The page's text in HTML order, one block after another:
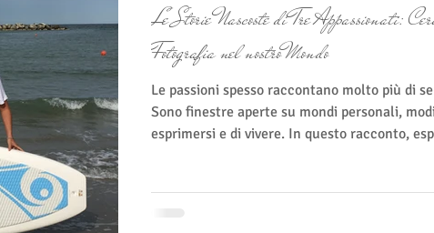
Le Storie Nascoste di Tre Appassionati:
Fotografia nel nostro Mondo
Le passioni spesso raccontano molto più di
Sono finestre aperte su mondi personali,
esprimersi e di vivere. In questo racconto,